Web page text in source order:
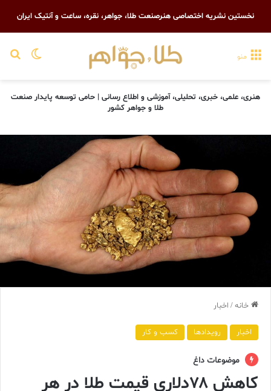
نخستین نشریه اختصاصی هنرصنعت طلا، جواهر، نقره، ساعت و آنتیک ایران
تغییر منو
هنری، علمی، خبری، تحلیلی، آموزشی و اطلاع رسانی | حامی توسعه پایدار صنعت
طلا و جواهر کشور
خانه/ اخبار
اخبار رویدادها کسب و کار
موضوعات داغ
کاهش ۷۸دلاری قیمت طلا در هر